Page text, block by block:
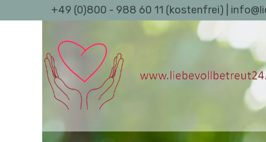
+49 (0)800 - 988 60 11 (kostenfrei) |